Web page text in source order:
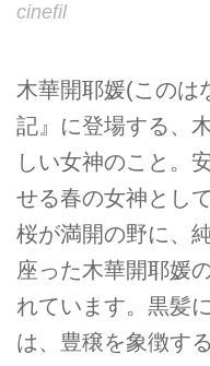
cinefil
木華開耶媛(このは
記』に登場する、
しい女神のこと。
せる春の女神とし
桜が満開の野に、
座った木華開耶媛
れています。黒髪
は、豊穣を象徴す